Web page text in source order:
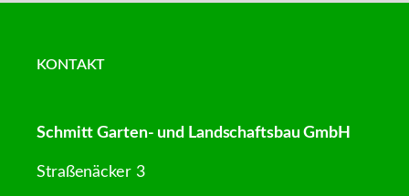
KONTAKT
Schmitt Garten- und Landschaftsbau GmbH
Straßenäcker 3